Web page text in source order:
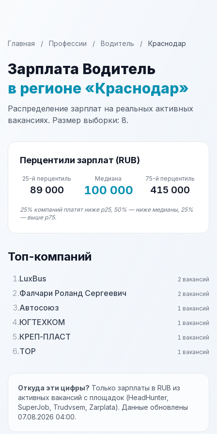
Главная / Профессии / Водитель / Краснодар
Зарплата Водитель
в регионе «Краснодар»
Распределение зарплат на реальных активных
вакансиях. Размер выборки: 8.
Перцентили зарплат (RUB)
25-й перцентиль
89 000
Медиана
100 000
75-й перцентиль
415 000
25% компаний платят ниже p25, 50% — ниже медианы, 25%
— выше p75.
Топ-компаний
1.LuxBus 2 вакансий
2.Фалчари Роланд Сергеевич 2 вакансий
3.Автосоюз 1 вакансий
4.ЮГТЕХКОМ 1 вакансий
5.КРЕП-ПЛАСТ 1 вакансий
6.ТОР 1 вакансий
Откуда эти цифры? Только зарплаты в RUB из
активных вакансий с площадок (HeadHunter,
SuperJob, Trudvsem, Zarplata). Данные обновлены
07.08.2026 04:00.